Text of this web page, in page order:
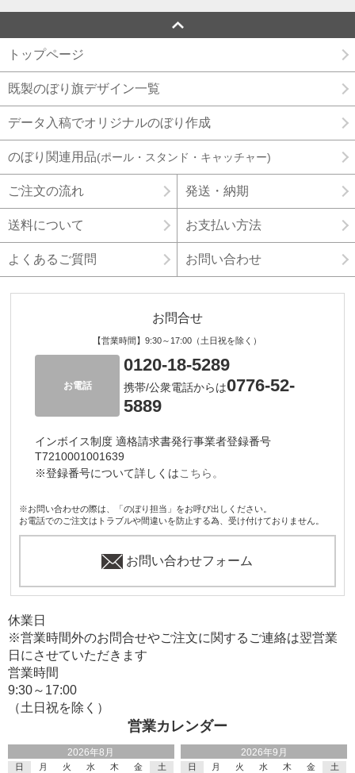
トップページ
既製のぼり旗デザイン一覧
データ入稿でオリジナルのぼり作成
のぼり関連用品(ポール・スタンド・キャッチャー)
ご注文の流れ 発送・納期
送料について お支払い方法
よくあるご質問 お問い合わせ
お問合せ
【営業時間】9:30～17:00（土日祝を除く）
お電話
0120-18-5289
携帯/公衆電話からは0776-52-
5889
インボイス制度 適格請求書発行事業者登録番号
T7210001001639
※登録番号について詳しくはこちら。
※お問い合わせの際は、「のぼり担当」をお呼び出しください。
お電話でのご注文はトラブルや間違いを防止する為、受け付けておりません。
お問い合わせフォーム
営業カレンダー
2026年8月
日 月 火 水 木 金
土
2026年9月
日 月 火 水 木 金
土
休業日
※営業時間外のお問合せやご注文に関するご連絡は翌営業
日にさせていただきます
営業時間
9:30～17:00
（土日祝を除く）